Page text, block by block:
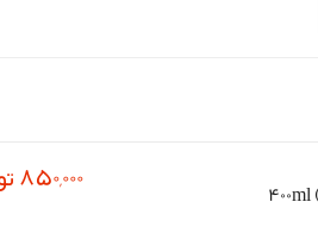
ماژول تولید بخار سرد آلتراسونیک (اتومیزر) 400ml
850,000 تومان